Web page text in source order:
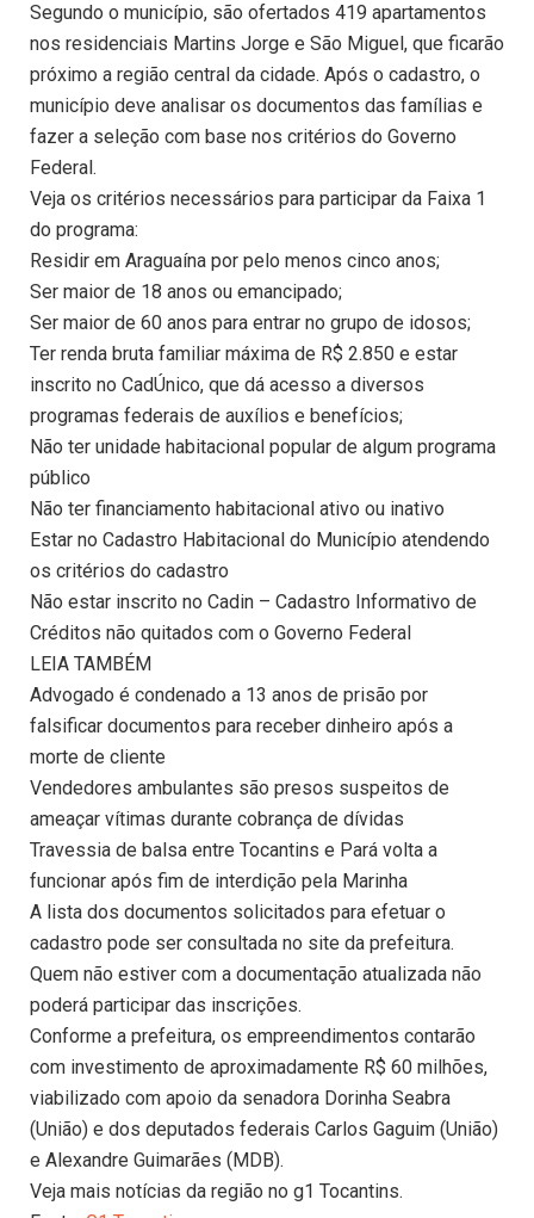
Segundo o município, são ofertados 419 apartamentos
nos residenciais Martins Jorge e São Miguel, que ficarão
próximo a região central da cidade. Após o cadastro, o
município deve analisar os documentos das famílias e
fazer a seleção com base nos critérios do Governo
Federal.
Veja os critérios necessários para participar da Faixa 1
do programa:
Residir em Araguaína por pelo menos cinco anos;
Ser maior de 18 anos ou emancipado;
Ser maior de 60 anos para entrar no grupo de idosos;
Ter renda bruta familiar máxima de R$ 2.850 e estar
inscrito no CadÚnico, que dá acesso a diversos
programas federais de auxílios e benefícios;
Não ter unidade habitacional popular de algum programa
público
Não ter financiamento habitacional ativo ou inativo
Estar no Cadastro Habitacional do Município atendendo
os critérios do cadastro
Não estar inscrito no Cadin – Cadastro Informativo de
Créditos não quitados com o Governo Federal
LEIA TAMBÉM
Advogado é condenado a 13 anos de prisão por
falsificar documentos para receber dinheiro após a
morte de cliente
Vendedores ambulantes são presos suspeitos de
ameaçar vítimas durante cobrança de dívidas
Travessia de balsa entre Tocantins e Pará volta a
funcionar após fim de interdição pela Marinha
A lista dos documentos solicitados para efetuar o
cadastro pode ser consultada no site da prefeitura.
Quem não estiver com a documentação atualizada não
poderá participar das inscrições.
Conforme a prefeitura, os empreendimentos contarão
com investimento de aproximadamente R$ 60 milhões,
viabilizado com apoio da senadora Dorinha Seabra
(União) e dos deputados federais Carlos Gaguim (União)
e Alexandre Guimarães (MDB).
Veja mais notícias da região no g1 Tocantins.